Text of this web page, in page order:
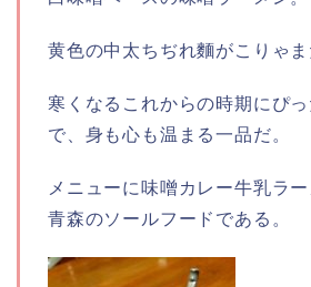
黄色の中太ちぢれ麵がこりゃま
寒くなるこれからの時期にぴ
で、身も心も温まる一品だ。
メニューに味噌カレー牛乳ラー
青森のソールフードである。